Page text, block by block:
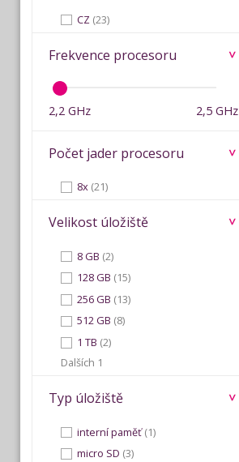
CZ (23)
Frekvence procesoru
2,2 GHz 2,5 GHz
Počet jader procesoru
8x (21)
Velikost úložiště
8 GB (2)
128 GB (15)
256 GB (13)
512 GB (8)
1 TB (2)
Dalších 1
Typ úložiště
interní paměť(1)
micro SD (3)